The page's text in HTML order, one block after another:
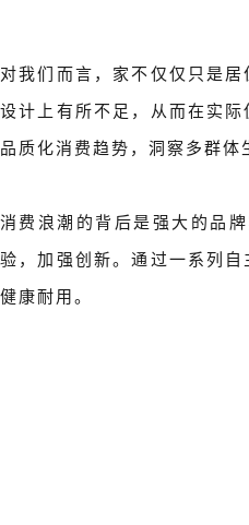
对我们而言，家不仅仅只是
设计上有所不足，从而在实
品质化消费趋势，洞察多群
消费浪潮的背后是强大的品
验，加强创新。通过一系列
健康耐用。